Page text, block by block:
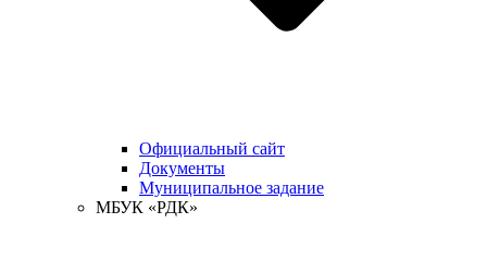
Официальный сайт
Документы
Муниципальное задание
МБУК «РДК»